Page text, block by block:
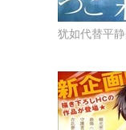
犹如代替平